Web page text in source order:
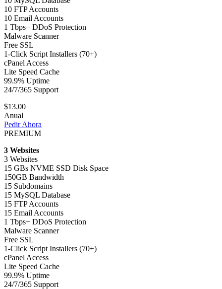
10 FTP Accounts
10 Email Accounts
1 Tbps+ DDoS Protection
Malware Scanner
Free SSL
1-Click Script Installers (70+)
cPanel Access
Lite Speed Cache
99.9% Uptime
24/7/365 Support
$13.00
Anual
Pedir Ahora
PREMIUM
3 Websites
3 Websites
15 GBs NVME SSD Disk Space
150GB Bandwidth
15 Subdomains
15 MySQL Database
15 FTP Accounts
15 Email Accounts
1 Tbps+ DDoS Protection
Malware Scanner
Free SSL
1-Click Script Installers (70+)
cPanel Access
Lite Speed Cache
99.9% Uptime
24/7/365 Support